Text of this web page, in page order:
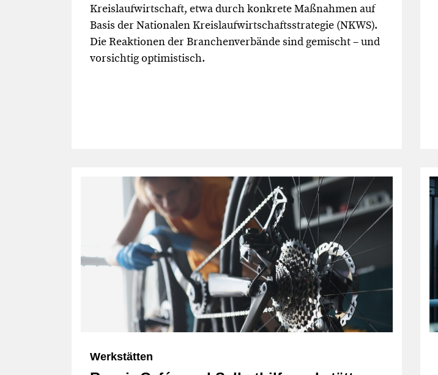
Kreislaufwirtschaft, etwa durch konkrete Maßnahmen auf
Basis der Nationalen Kreislaufwirtschaftsstrategie (NKWS).
Die Reaktionen der Branchenverbände sind gemischt – und
vorsichtig optimistisch.
Werkstätten